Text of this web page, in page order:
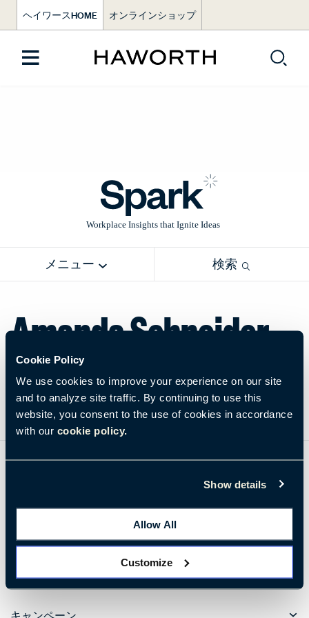
Cookie Policy
We use cookies to improve your experience on our site
and to analyze site traffic. By continuing to use this
website, you consent to the use of cookies in accordance
with our cookie policy.
Show details
Allow All
Customize
ヘイワースHOME オンラインショップ
メニュー 検索
Amanda Schneider
詳しく知る
ヘイワースから最新のトレンドと調査結果を受け取る
企業情報
キャンペーン